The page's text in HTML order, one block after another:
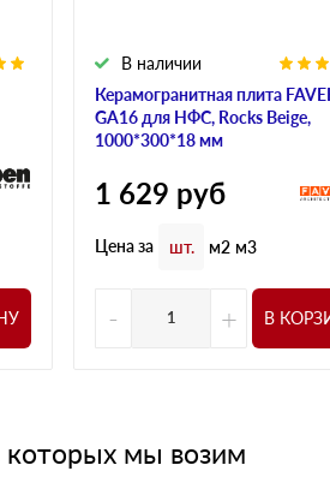
Керамогранитная плита
GA16 для НФС, Rocks Beige,
1000*300*18 мм
В наличии
1 629 руб
Цена за шт. м2 м3
- + В
мы возим